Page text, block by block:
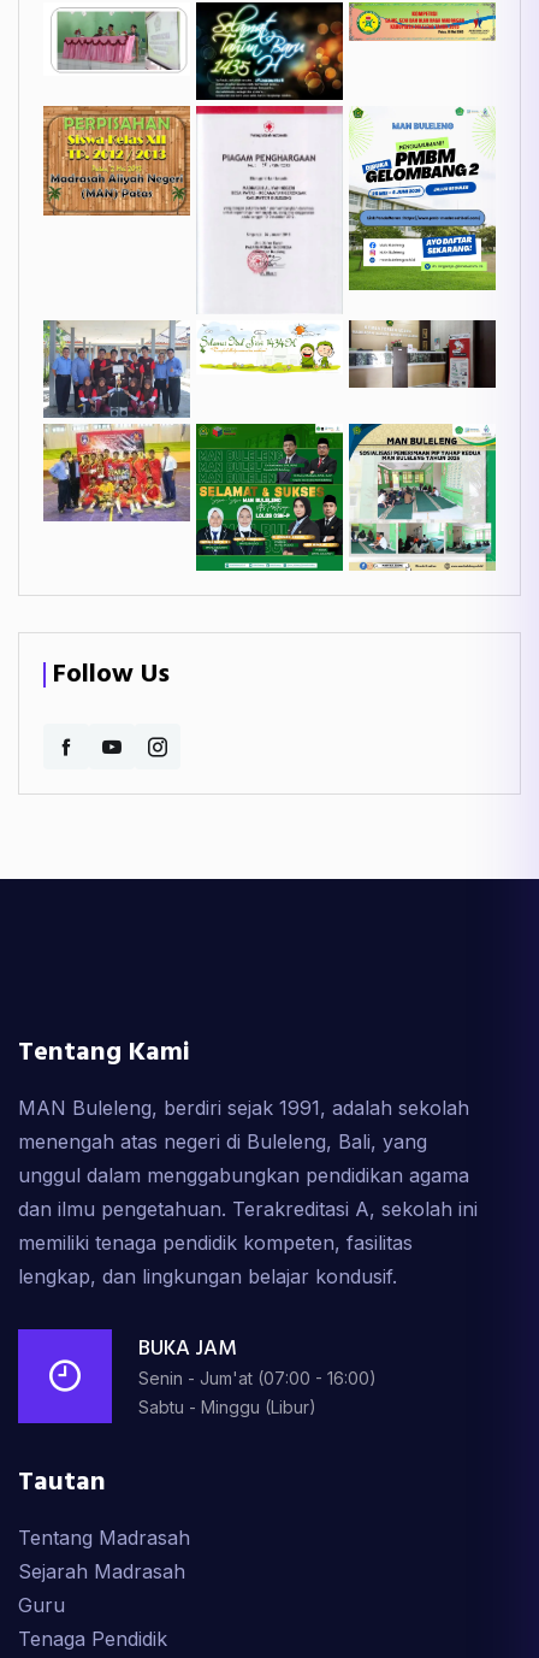
Follow Us
Tentang Kami
MAN Buleleng, berdiri sejak 1991, adalah sekolah
menengah atas negeri di Buleleng, Bali, yang
unggul dalam menggabungkan pendidikan agama
dan ilmu pengetahuan. Terakreditasi A, sekolah ini
memiliki tenaga pendidik kompeten, fasilitas
lengkap, dan lingkungan belajar kondusif.
BUKA JAM
Senin - Jum'at (07:00 - 16:00)
Sabtu - Minggu (Libur)
Tautan
Tentang Madrasah
Sejarah Madrasah
Guru
Tenaga Pendidik